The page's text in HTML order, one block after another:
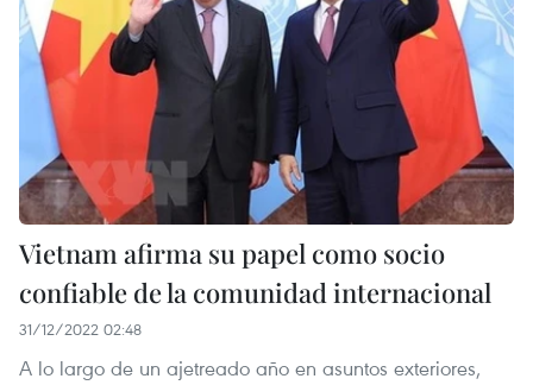
Vietnam afirma su papel como socio
confiable de la comunidad internacional
31/12/2022 02:48
A lo largo de un ajetreado año en asuntos exteriores,